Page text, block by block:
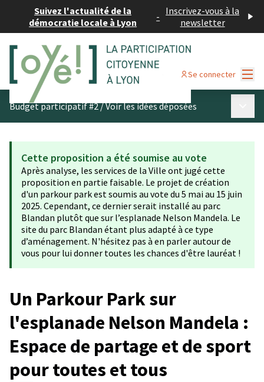
Suivez l'actualité de la
démocratie locale à Lyon
- Inscrivez-vous à la
newsletter
Se connecter
Budget participatif #2/Voir les idées déposées
Cette proposition a été soumise au vote
Après analyse, les services de la Ville ont jugé cette
proposition en partie faisable. Le projet de création
d'un parkour park est soumis au vote du 5 mai au 15 juin
2025. Cependant, ce dernier serait installé au parc
Blandan plutôt que sur l’esplanade Nelson Mandela. Le
site du parc Blandan étant plus adapté à ce type
d’aménagement. N'hésitez pas à en parler autour de
vous pour lui donner toutes les chances d'être lauréat !
Un Parkour Park sur
l'esplanade Nelson Mandela :
Espace de partage et de sport
pour toutes et tous